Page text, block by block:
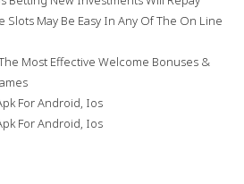
Slots May Be Easy In Any Of The On Line
Most Effective Welcome Bonuses &
For Android, Ios
For Android, Ios